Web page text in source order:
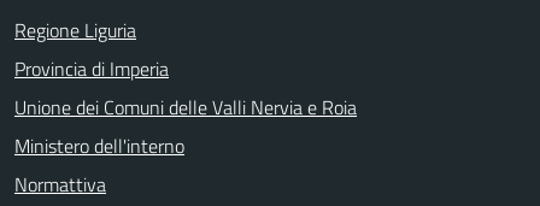
Regione Liguria
Provincia di Imperia
Unione dei Comuni delle Valli Nervia e Roia
Ministero dell'interno
Normattiva